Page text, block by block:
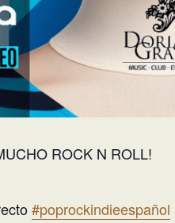
ROCK N ROLL!
#poprockindieespañol